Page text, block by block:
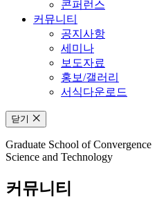
콘퍼런스
커뮤니티
공지사항
세미나
보도자료
홍보/갤러리
서식다운로드
닫기
Graduate School of Convergence
Science and Technology
커뮤니티